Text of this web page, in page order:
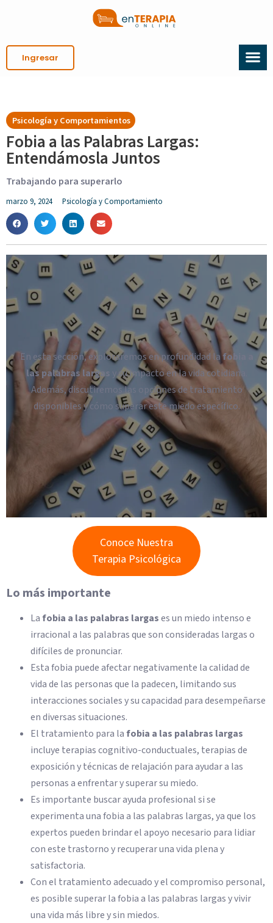
Ingresar
Psicología y Comportamientos
Fobia a las Palabras Largas:
Entendámosla Juntos
Trabajando para superarlo
marzo 9, 2024 Psicología y Comportamiento
En esta sección, exploraremos en profundidad lafobia a
las palabras largas y su impacto en la vida cotidiana.
Además, discutiremos las opciones de tratamiento
disponibles y cómo superar este miedo específico.
Conoce Nuestra
Terapia Psicológica
Lo más importante
La fobia a las palabras largases un miedo intenso e
irracional a las palabras que son consideradas largas o
difíciles de pronunciar.
Esta fobia puede afectar negativamente la calidad de
vida de las personas que la padecen, limitando sus
interacciones sociales y su capacidad para desempeñarse
en diversas situaciones.
El tratamiento para la fobia a las palabras largas
incluye terapias cognitivo-conductuales, terapias de
exposición y técnicas de relajación para ayudar a las
personas a enfrentar y superar su miedo.
Es importante buscar ayuda profesional si se
experimenta una fobia a las palabras largas, ya que los
expertos pueden brindar el apoyo necesario para lidiar
con este trastorno y recuperar una vida plena y
satisfactoria.
Con el tratamiento adecuado y el compromiso personal,
es posible superar la fobia a las palabras largas y vivir
una vida más libre y sin miedos.